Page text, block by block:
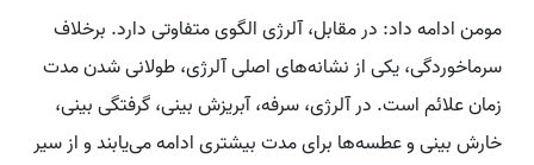
مومن ادامه داد: در مقابل، آلرژی الگوی متفاوتی دارد. برخلاف
سرماخوردگی، یکی از نشانه‌های اصلی آلرژی، طولانی شدن مدت
زمان علائم است. در آلرژی، سرفه، آبریزش بینی، گرفتگی بینی،
خارش بینی و عطسه‌ها برای مدت بیشتری ادامه می‌یابند و از سیر